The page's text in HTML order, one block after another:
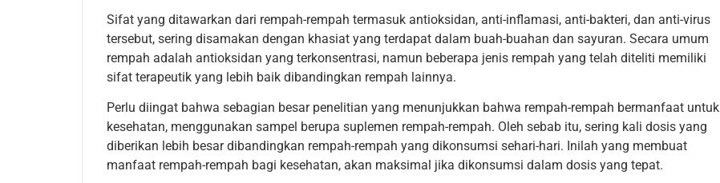
Sifat yang ditawarkan dari rempah-rempah termasuk antioksidan, anti-inflamasi, anti-bakteri, dan anti-virus
tersebut, sering disamakan dengan khasiat yang terdapat dalam buah-buahan dan sayuran. Secara umum
rempah adalah antioksidan yang terkonsentrasi, namun beberapa jenis rempah yang telah diteliti memiliki
sifat terapeutik yang lebih baik dibandingkan rempah lainnya.
Perlu diingat bahwa sebagian besar penelitian yang menunjukkan bahwa rempah-rempah bermanfaat untuk
kesehatan, menggunakan sampel berupa suplemen rempah-rempah. Oleh sebab itu, sering kali dosis yang
diberikan lebih besar dibandingkan rempah-rempah yang dikonsumsi sehari-hari. Inilah yang membuat
manfaat rempah-rempah bagi kesehatan, akan maksimal jika dikonsumsi dalam dosis yang tepat.